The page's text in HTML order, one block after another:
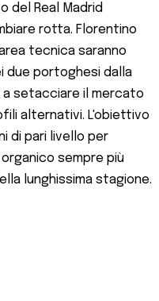
del Real Madrid
rotta. Florentino
tecnica saranno
due portoghesi dalla
a setacciare il mercato
alternativi. L'obiettivo
di pari livello per
sempre più
lunghissima stagione.